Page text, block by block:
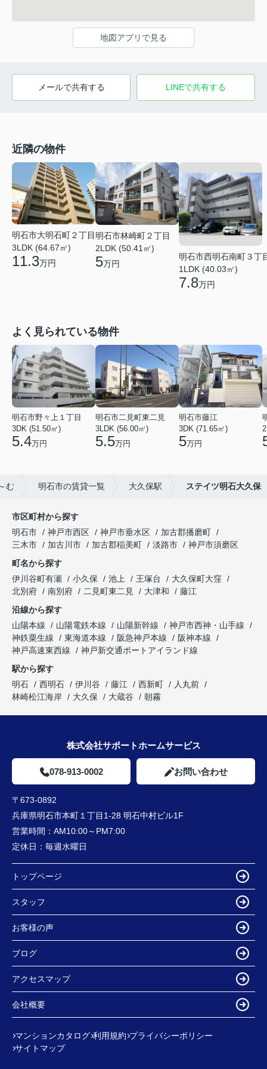
地図アプリで見る
メールで共有する LINEで共有する
近隣の物件
明石市大明石町２丁目
3LDK (64.67㎡)
11.3万円
明石市林崎町２丁目
2LDK (50.41㎡)
5万円
明石市西明石南町３丁
1LDK (40.03㎡)
7.8万円
よく見られている物件
明石市野々上１丁目
3DK (51.50㎡)
5.4万円
明石市二見町東二見
3LDK (56.00㎡)
5.5万円
明石市藤江
3DK (71.65㎡)
5万円
む 明石市の賃貸一覧 大久保駅 ステイツ明石大久保
市区町村から探す
明石市
神戸市西区 神戸市垂水区
加古郡播磨町
三木市
加古川市 加古郡稲美町 淡路市
神戸市須磨区
町名から探す
伊川谷町有瀬
小久保 池上 王塚台
大久保町大窪
北別府
南別府 二見町東二見 大津和
藤江
沿線から探す
山陽本線
山陽電鉄本線 山陽新幹線
神戸市西神・山手線
神鉄粟生線
東海道本線 阪急神戸本線
阪神本線
神戸高速東西線
神戸新交通ポートアイランド線
駅から探す
明石
西明石 伊川谷 藤江 西新町
人丸前
林崎松江海岸
大久保 大蔵谷 朝霧
株式会社サポートホームサービス
078-913-0002 お問い合わせ
〒673-0892
兵庫県明石市本町１丁目1-28 明石中村ビル1F
営業時間： AM10:00～PM7:00
定休日： 毎週水曜日
トップページ
スタッフ
お客様の声
ブログ
アクセスマップ
会社概要
マンションカタログ 利用規約 プライバシーポリシー
サイトマップ